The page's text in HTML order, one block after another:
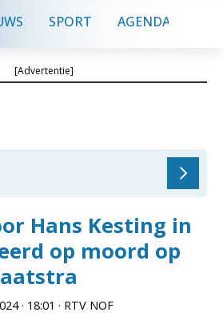
SPORT AGENDA
[Advertentie]
Hans Kesting in
op moord op
· 18:01 · RTV NOF